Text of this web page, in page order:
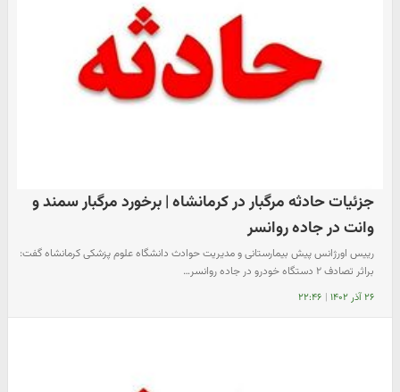
جزئیات حادثه مرگبار در کرمانشاه | برخورد مرگبار سمند و
وانت در جاده روانسر
رییس اورژانس پیش بیمارستانی و مدیریت حوادث دانشگاه علوم پزشکی کرمانشاه گفت:
براثر تصادف ۲ دستگاه خودرو در جاده روانسر…
۲۶ آذر ۱۴۰۲ | ۲۲:۴۶